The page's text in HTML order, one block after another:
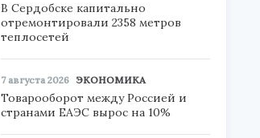
В Сердобске капитально
отремонтировали 2358 метров
теплосетей
7 августа 2026 ЭКОНОМИКА
Товарооборот между Россией и
странами ЕАЭС вырос на 10%